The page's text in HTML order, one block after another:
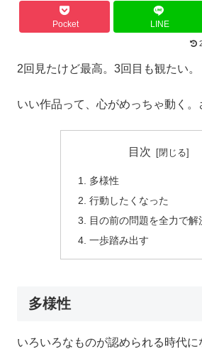
Pocket LINE
2回見たけど最高。3回目も観たい。
いい作品って、心がめっちゃ動く。
目次
多様性
行動したくなった
目の前の問題を全力で解
一歩踏み出す
多様性
いろいろなものが認められる時代に